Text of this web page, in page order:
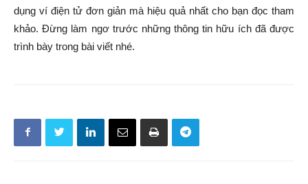
dụng ví điện tử đơn giản mà hiệu quả nhất cho bạn đọc tham
khảo. Đừng làm ngơ trước những thông tin hữu ích đã được
trình bày trong bài viết nhé.